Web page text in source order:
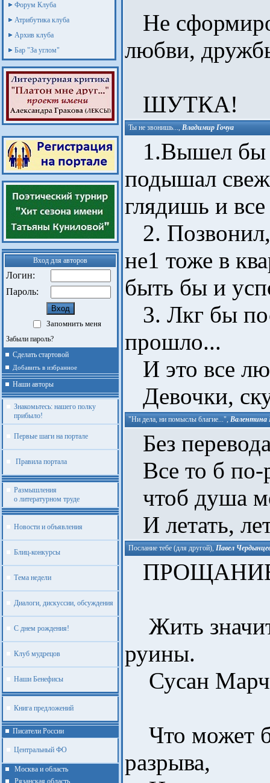
Форум Клуба
Атрибутика клуба
Архив клуба
Бар "За углом"
Вход для авторов
Логин:
Пароль:
Запомнить меня
Забыли пароль?
Сделать стартовой
Добавить в избранное
Наши авторы
Знакомьтесь: нашего полку
прибыло!
Первые шаги на портале
Правила портала
Размышления
о литературном труде
Новости и объявления
Блиц-конкурсы
Тема недели
Диалоги, дискуссии, обсуждения
С днем рождения!
Клуб мудрецов
Наши Бенефисы
Книга предложений
Писатели России
Центральный ФО
Москва и область
Рязанская область
Не
любви,
ШУТКА!
Ты не звонишь..., Владимир Гочуа
1.Вышел бы
подышал
глядишь и
2.
не1 тоже в
быть бы и
3. Лкг бы
прошло...
И это все
Девочки,
"Ни дела, ни помыслы благие...", Валентина
Без
Все то б по-
чтоб душа
И летать,
Послание тебе (для другой), Павел
Жить
руины.
Сусан Марч
Что может
разрыва,